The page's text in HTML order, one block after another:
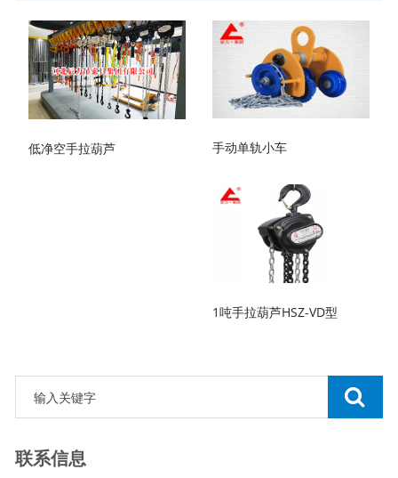
低净空手拉葫芦 手动单轨小车
1吨手拉葫芦HSZ-VD型
联系信息